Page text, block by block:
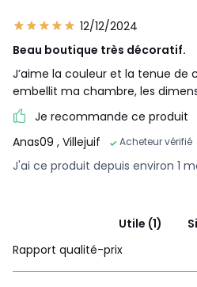
12/12/2024
Beau boutique très décoratif.
J’aime la couleur et la tenue de
embellit ma chambre, les
Je recommande ce produit
Anas09 , Villejuif Acheteur vérifié
J'ai ce produit depuis environ 1
Utile (1)
Rapport qualité-prix